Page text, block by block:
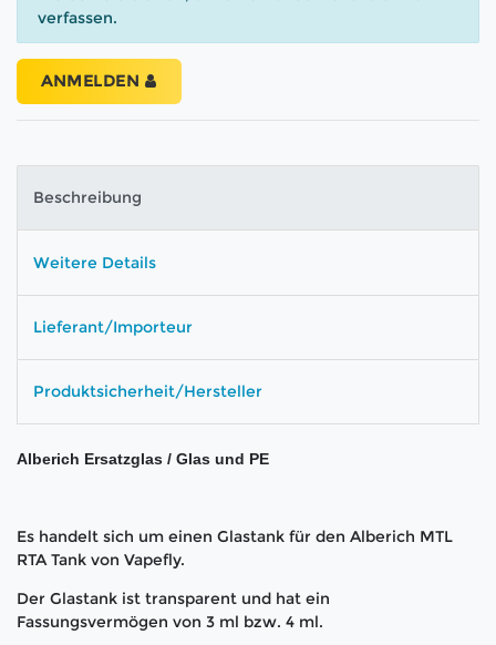
verfassen.
ANMELDEN
Beschreibung
Weitere Details
Lieferant/Importeur
Produktsicherheit/Hersteller
Alberich Ersatzglas / Glas und PE
Es handelt sich um einen Glastank für den Alberich MTL
RTA Tank von Vapefly.
Der Glastank ist transparent und hat ein
Fassungsvermögen von 3 ml bzw. 4 ml.